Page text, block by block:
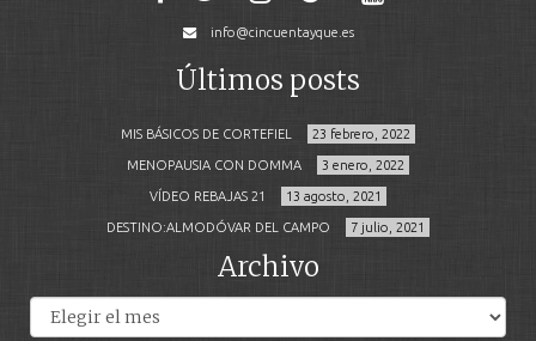
info@cincuentayque.es
Últimos posts
MIS BÁSICOS DE CORTEFIEL 23 febrero, 2022
MENOPAUSIA CON DOMMA 3 enero, 2022
VÍDEO REBAJAS 21 13 agosto, 2021
DESTINO:ALMODÓVAR DEL CAMPO 7 julio, 2021
Archivo